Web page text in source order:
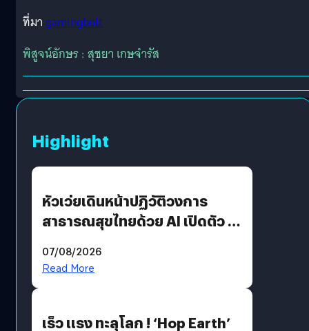
ที่มาgamingbolt
พิสูจน์อักษร : สุชยา เกษจำรัส
Highlight
หัวเว่ยเดินหน้าปฏิวัติวงการ
สาธารณสุขไทยด้วย AI เปิดตัว 4
AI เพื่อการแพทย์ในประเทศไทย
07/08/2026
Read More
เร็ว แรง ทะลุโลก ! ‘Hop Earth’